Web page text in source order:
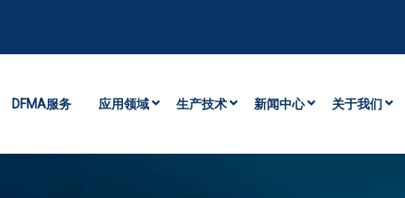
DFMA服务 应用领域 生产技术 新闻中心 关于我们